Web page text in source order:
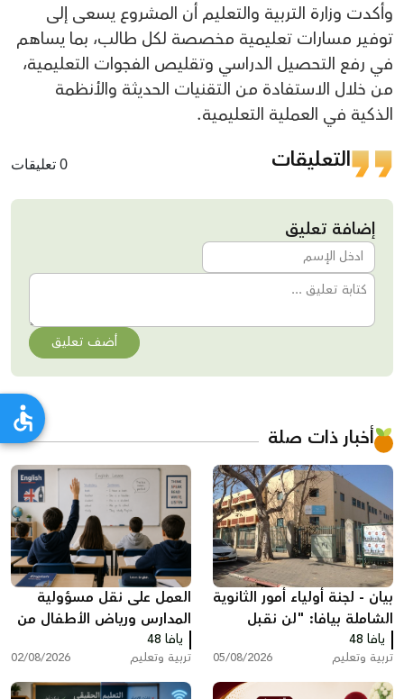
وأكدت وزارة التربية والتعليم أن المشروع يسعى إلى
توفير مسارات تعليمية مخصصة لكل طالب، بما يساهم
في رفع التحصيل الدراسي وتقليص الفجوات التعليمية،
من خلال الاستفادة من التقنيات الحديثة والأنظمة
الذكية في العملية التعليمية.
التعليقات 0 تعليقات
إضافة تعليق
أضف تعليق
أخبار ذات صلة
بيان - لجنة أولياء أمور الثانوية
الشاملة بيافا: "لن نقبل
تجاهل صوت الأهالي"
يافا 48
تربية وتعليم 05/08/2026
العمل على نقل مسؤولية
المدارس ورياض الأطفال من
وزارة التربية والتعليم إلى
البلديات
يافا 48
تربية وتعليم 02/08/2026